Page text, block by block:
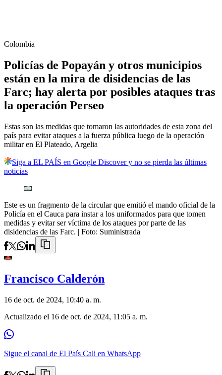
Colombia
Policías de Popayán y otros municipios
están en la mira de disidencias de las
Farc; hay alerta por posibles ataques tras
la operación Perseo
Estas son las medidas que tomaron las autoridades de esta zona del
país para evitar ataques a la fuerza pública luego de la operación
militar en El Plateado, Argelia
Siga a EL PAÍS en Google Discover y no se pierda las últimas
noticias
Este es un fragmento de la circular que emitió el mando oficial de la
Policía en el Cauca para instar a los uniformados para que tomen
medidas y evitar ser víctima de los ataques por parte de las
disidencias de las Farc. | Foto: Suministrada
Francisco Calderón
16 de oct. de 2024, 10:40 a. m.
Actualizado el 16 de oct. de 2024, 11:05 a. m.
Sigue el canal de El País Cali en WhatsApp